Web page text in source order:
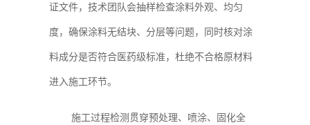
证文件，技术团队会抽样检查涂料外观、均匀
度，确保涂料无结块、分层等问题，同时核对涂
料成分是否符合医药级标准，杜绝不合格原材料
进入施工环节。
施工过程检测贯穿预处理、喷涂、固化全